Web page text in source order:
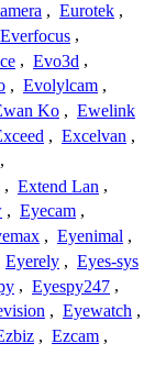
, Eurotek ,
Everfocus ,
, Evo3d ,
, Evolylcam ,
Ko , Ewelink
, Excelvan ,
,
, Extend Lan ,
, Eyecam ,
, Eyenimal ,
Eyerely , Eyes-sys
, Eyespy247 ,
, Eyewatch ,
, Ezcam ,